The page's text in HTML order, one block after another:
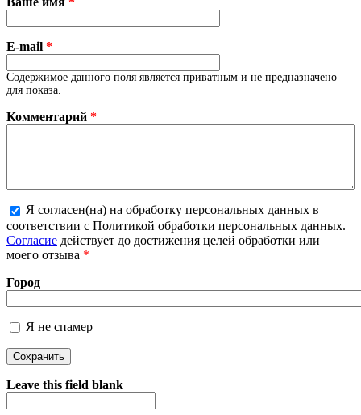
E-mail *
Содержимое данного поля является приватным и не предназначено
для показа.
Комментарий *
Более подробная информация о текстовых форматах
Я согласен(на) на обработку персональных данных в
соответствии с Политикой обработки персональных данных.
Согласие действует до достижения целей обработки или
моего отзыва *
Город
Я не спамер
Я спамер
Leave this field blank